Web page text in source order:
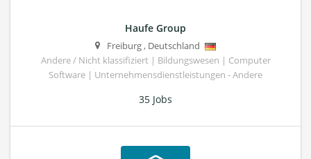
Haufe Group
Freiburg, Deutschland
Andere / Nicht klassifiziert | Bildungswesen | Computer
Software | Unternehmensdienstleistungen - Andere
35 Jobs